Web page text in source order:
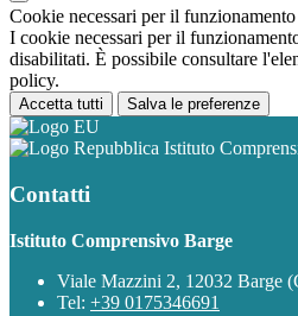
Cookie necessari per il funzionamento
I cookie necessari per il
disabilitati. È possibile consultare
policy.
Accetta tutti Salva le preferenze
Istituto
Contatti
Istituto Comprensivo Barge
Viale Mazzini 2, 12032 Barge
Tel: +39 0175346691